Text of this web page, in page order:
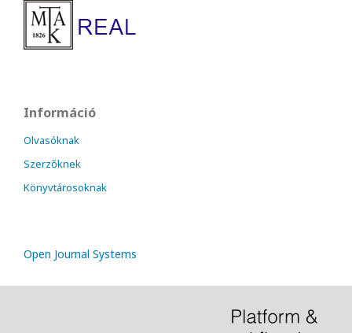
Információ
Olvasóknak
Szerzőknek
Könyvtárosoknak
Open Journal Systems